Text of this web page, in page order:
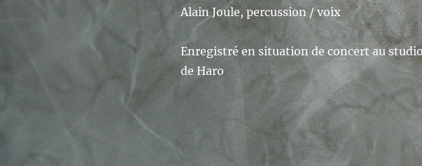
Alain Joule, percussion / voix
Enregistré en situation de concert au
de Haro